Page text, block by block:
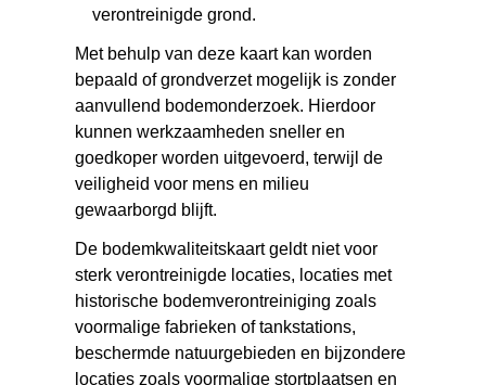
verontreinigde grond.
Met behulp van deze kaart kan worden
bepaald of grondverzet mogelijk is zonder
aanvullend bodemonderzoek. Hierdoor
kunnen werkzaamheden sneller en
goedkoper worden uitgevoerd, terwijl de
veiligheid voor mens en milieu
gewaarborgd blijft.
De bodemkwaliteitskaart geldt niet voor
sterk verontreinigde locaties, locaties met
historische bodemverontreiniging zoals
voormalige fabrieken of tankstations,
beschermde natuurgebieden en bijzondere
locaties zoals voormalige stortplaatsen en